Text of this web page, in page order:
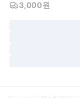
3,000원